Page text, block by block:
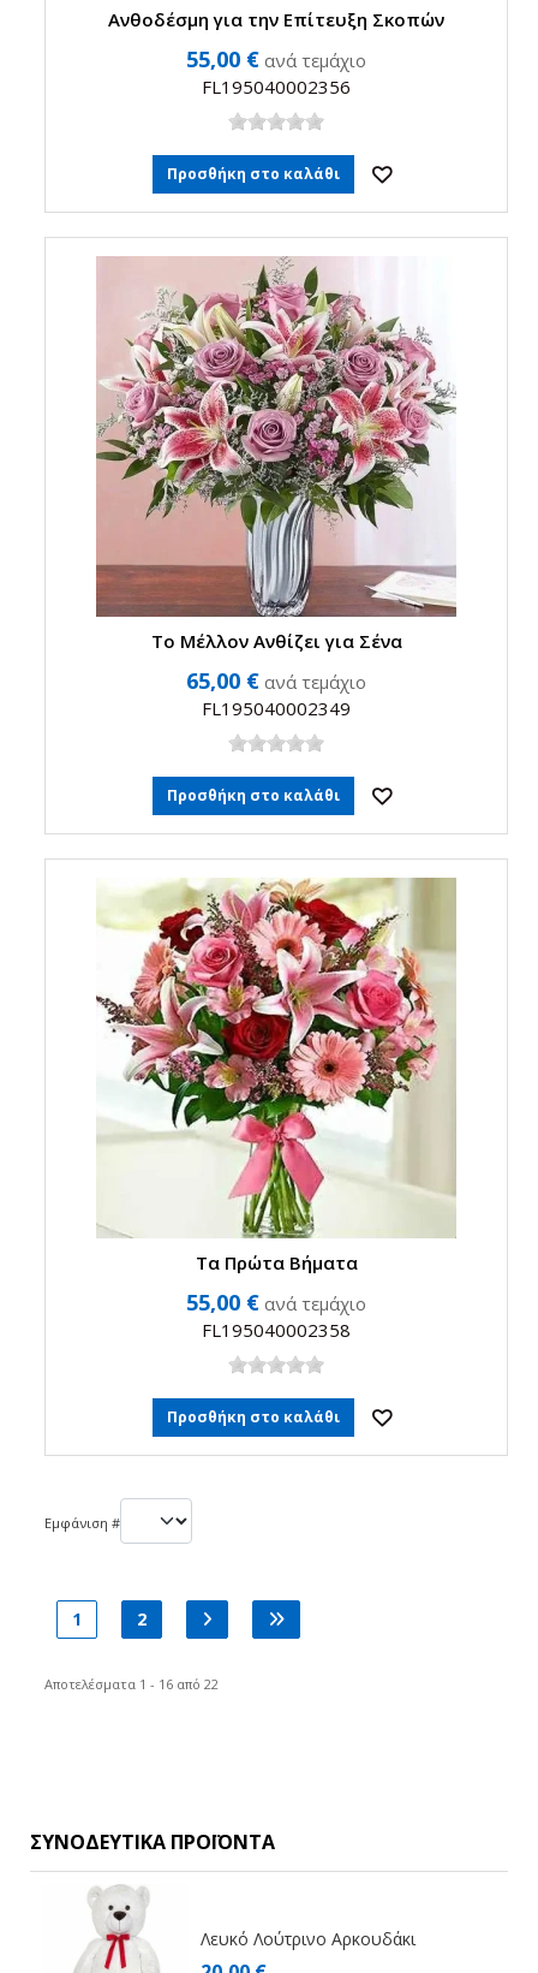
ΣΥΝΟΔΕΥΤΙΚΆ ΠΡΟΪΌΝΤΑ
Λευκό Λούτρινο Αρκουδάκι
Ανθοδέσμη για την Επίτευξη Σκοπών
55,00 € ανά τεμάχιο
FL195040002356
Προσθήκη στο καλάθι
Το Μέλλον Ανθίζει για Σένα
65,00 € ανά τεμάχιο
FL195040002349
Προσθήκη στο καλάθι
Τα Πρώτα Βήματα
55,00 € ανά τεμάχιο
FL195040002358
Προσθήκη στο καλάθι
Εμφάνιση #
1 2
Αποτελέσματα 1 - 16 από 22